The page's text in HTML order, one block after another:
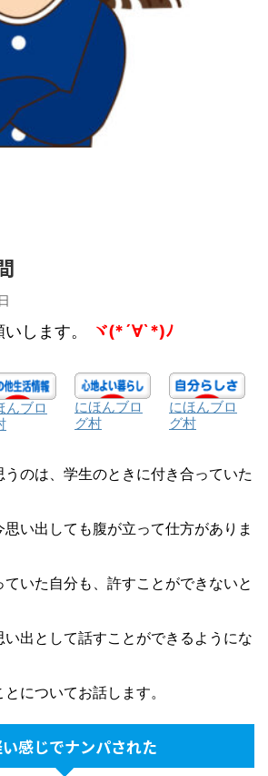
します。 ヾ(*´∀`*)ﾉ
んブロ
にほんブロ
グ村
にほんブロ
グ村
のは、学生のときに付き合っていた
い出しても腹が立って仕方がありま
いた自分も、許すことができないと
出として話すことができるようにな
についてお話します。
い感じでナンパされた